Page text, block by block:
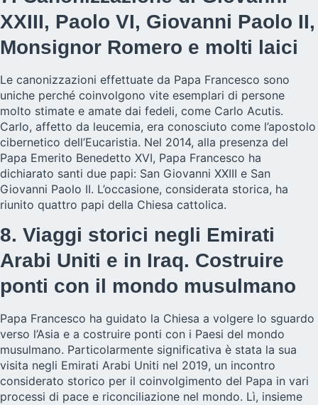
XXIII, Paolo VI, Giovanni Paolo II,
Monsignor Romero e molti laici
Le canonizzazioni effettuate da Papa Francesco sono
uniche perché coinvolgono vite esemplari di persone
molto stimate e amate dai fedeli, come Carlo Acutis.
Carlo, affetto da leucemia, era conosciuto come l’apostolo
cibernetico dell’Eucaristia. Nel 2014, alla presenza del
Papa Emerito Benedetto XVI, Papa Francesco ha
dichiarato santi due papi: San Giovanni XXIII e San
Giovanni Paolo II. L’occasione, considerata storica, ha
riunito quattro papi della Chiesa cattolica.
8. Viaggi storici negli Emirati
Arabi Uniti e in Iraq. Costruire
ponti con il mondo musulmano
Papa Francesco ha guidato la Chiesa a volgere lo sguardo
verso l’Asia e a costruire ponti con i Paesi del mondo
musulmano. Particolarmente significativa è stata la sua
visita negli Emirati Arabi Uniti nel 2019, un incontro
considerato storico per il coinvolgimento del Papa in vari
processi di pace e riconciliazione nel mondo. Lì, insieme